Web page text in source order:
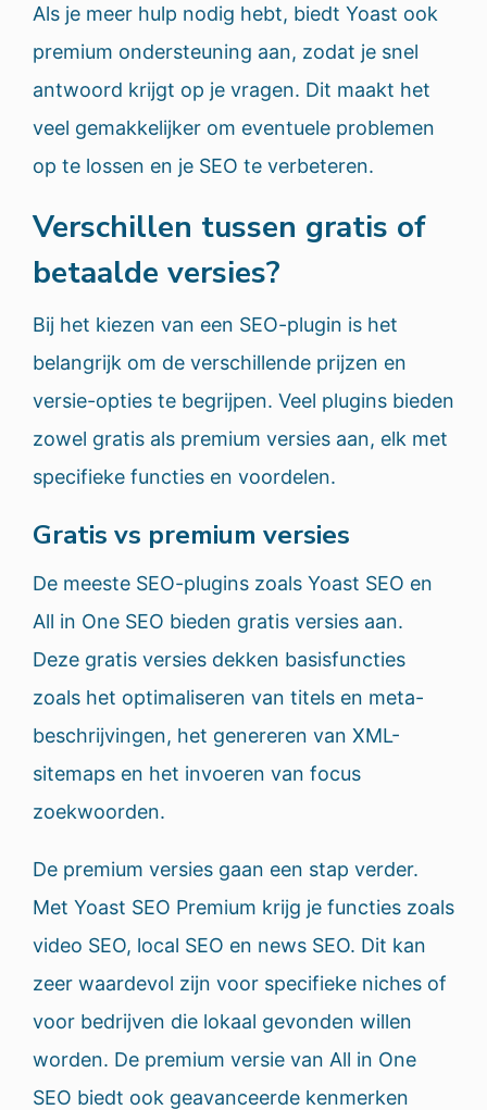
Als je meer hulp nodig hebt, biedt Yoast ook
premium ondersteuning aan, zodat je snel
antwoord krijgt op je vragen. Dit maakt het
veel gemakkelijker om eventuele problemen
op te lossen en je SEO te verbeteren.
Verschillen tussen gratis of
betaalde versies?
Bij het kiezen van een SEO-plugin is het
belangrijk om de verschillende prijzen en
versie-opties te begrijpen. Veel plugins bieden
zowel gratis als premium versies aan, elk met
specifieke functies en voordelen.
Gratis vs premium versies
De meeste SEO-plugins zoals Yoast SEO en
All in One SEO bieden gratis versies aan.
Deze gratis versies dekken basisfuncties
zoals het optimaliseren van titels en meta-
beschrijvingen, het genereren van XML-
sitemaps en het invoeren van focus
zoekwoorden.
De premium versies gaan een stap verder.
Met Yoast SEO Premium krijg je functies zoals
video SEO, local SEO en news SEO. Dit kan
zeer waardevol zijn voor specifieke niches of
voor bedrijven die lokaal gevonden willen
worden. De premium versie van All in One
SEO biedt ook geavanceerde kenmerken